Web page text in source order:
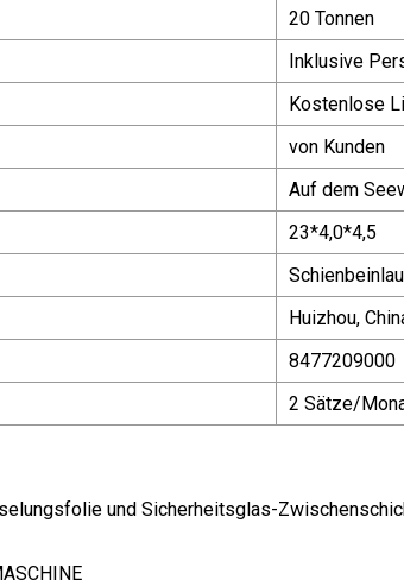
20 Tonnen
Inklusive
Kostenlose
von Kunden
Auf dem
23*4,0*4,5
Huizhou,
8477209000
2 Sätze/
und Sicherheitsglas-